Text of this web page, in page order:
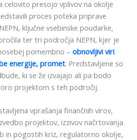
celovito presojo vplivov na okolje
proces poteka priprave
ključne vsebinske poudarke,
ter tri področja NEPN, kjer je
pomembno –obnovljivi viri
energije, promet. Predstavljene so
ki se že izvajajo ali pa bodo
projektom s teh področij.
vprašanja finančnih virov,
projektov, izzivov načrtovanja
in pogostih kriz, regulatorno okolje,